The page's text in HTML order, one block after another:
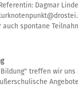
Dagmar
auch spontane
Bildung" treffen wir